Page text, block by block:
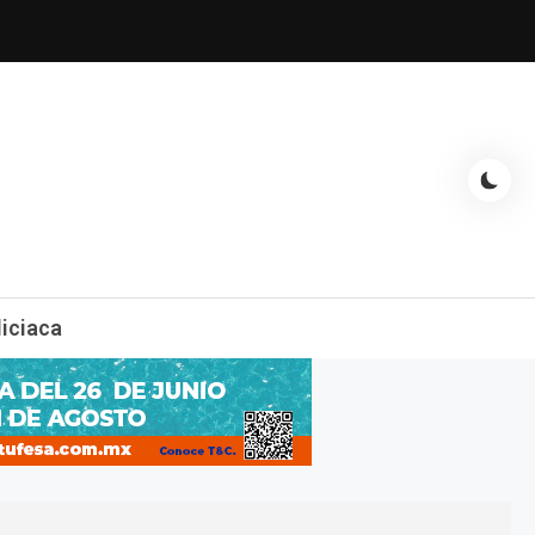
entrevistas con famosos, showbizz, podcast, chismes y